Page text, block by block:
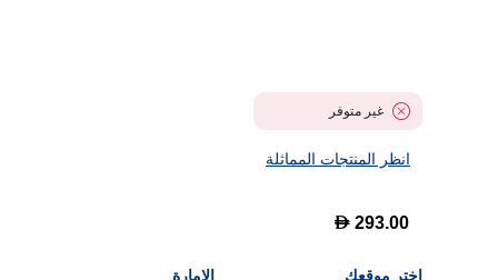
غير متوفر
انظر المنتجات المماثلة
D 293.00
اختر موقعك الإمارة